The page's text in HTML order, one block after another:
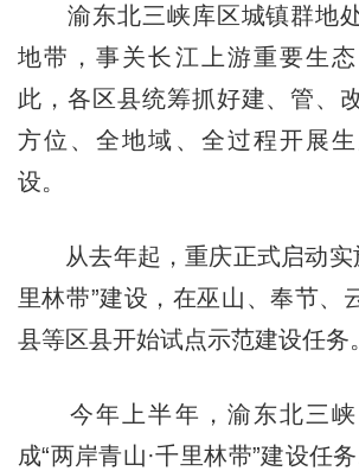
渝东北三峡库区城镇群地
地带，事关长江上游重要生
此，各区县统筹抓好建、管、
方位、全地域、全过程开展
设。
从去年起，重庆正式启动实
里林带”建设，在巫山、奉节、
县等区县开始试点示范建设任务。
今年上半年，渝东北三峡
成“两岸青山·千里林带”建设任